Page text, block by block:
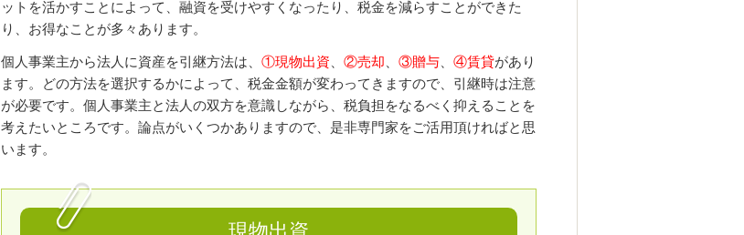
ットを活かすことによって、融資を受けやすくなったり、税金を減らすことができた
り、お得なことが多々あります。
個人事業主から法人に資産を引継方法は、 ①現物出資 ②売却 ③贈与 ④賃貸があり
ます。どの方法を選択するかによって、税金金額が変わってきますので、引継時は注意
が必要です。個人事業主と法人の双方を意識しながら、税負担をなるべく抑えることを
考えたいところです。論点がいくつかありますので、是非専門家をご活用頂ければと思
います。